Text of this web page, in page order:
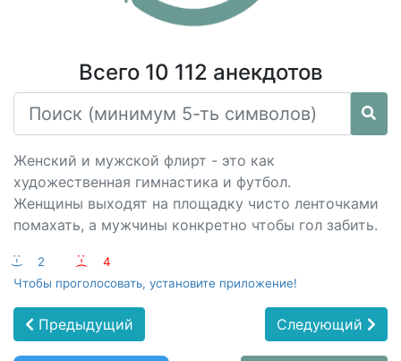
Всего 10 112 анекдотов
Женский и мужской флирт - это как
художественная гимнастика и футбол.
Женщины выходят на площадку чисто ленточками
помахать, а мужчины конкретно чтобы гол забить.
:-) 2 :-(
4
Чтобы проголосовать, установите приложение!
Предыдущий Следующий